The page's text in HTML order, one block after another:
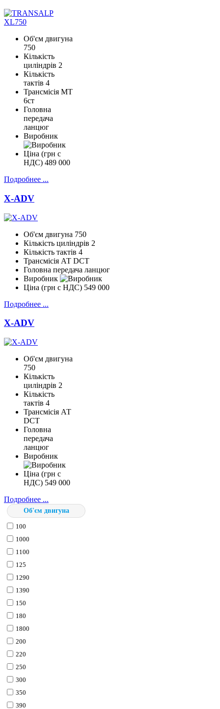
Об'єм двигуна
750
Кількість
циліндрів 2
Кількість
тактів 4
Трансмісія МТ
6ст
Головна
передача
ланцюг
Виробник
Ціна (грн с
НДС) 489 000
Подробнее ...
X-ADV
Об'єм двигуна 750
Кількість циліндрів 2
Кількість тактів 4
Трансмісія АТ DCT
Головна передача ланцюг
Виробник
Ціна (грн с НДС) 549 000
Подробнее ...
X-ADV
Об'єм двигуна
750
Кількість
циліндрів 2
Кількість
тактів 4
Трансмісія АТ
DCT
Головна
передача
ланцюг
Виробник
Ціна (грн с
НДС) 549 000
Подробнее ...
Об'єм двигуна
100
1000
1100
125
1290
1390
150
180
1800
200
220
250
300
350
390